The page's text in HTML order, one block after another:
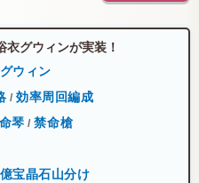
衣グウィンが実装！
ウィン
/ 効率周回編成
琴 / 禁命槍
宝晶石山分け